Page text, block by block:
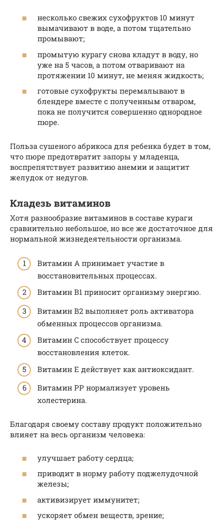
несколько свежих сухофруктов 10 минут
вымачивают в воде, а потом тщательно
промывают;
промытую курагу снова кладут в воду, но
уже на 5 часов, а потом отваривают на
протяжении 10 минут, не меняя жидкость;
готовые сухофрукты перемалывают в
блендере вместе с полученным отваром,
пока не получится совершенно однородное
пюре.
Польза сушеного абрикоса для ребенка будет в том,
что пюре предотвратит запоры у младенца,
воспрепятствует развитию анемии и защитит
желудок от недугов.
Кладезь витаминов
Хотя разнообразие витаминов в составе кураги
сравнительно небольшое, но все же достаточное для
нормальной жизнедеятельности организма.
Витамин A принимает участие в
восстановительных процессах.
Витамин B1 приносит организму энергию.
Витамин B2 выполняет роль активатора
обменных процессов организма.
Витамин C способствует процессу
восстановления клеток.
Витамин E действует как антиоксидант.
Витамин PP нормализует уровень
холестерина.
Благодаря своему составу продукт положительно
влияет на весь организм человека:
улучшает работу сердца;
приводит в норму работу поджелудочной
железы;
активизирует иммунитет;
ускоряет обмен веществ, зрение;